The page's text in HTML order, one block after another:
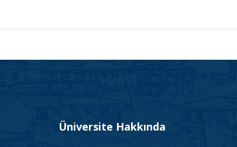
Üniversite Hakkında